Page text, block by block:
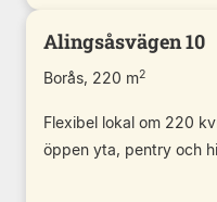
Alingsåsvägen 10
Borås, 220 m2
Flexibel lokal om 220
öppen yta, pentry och